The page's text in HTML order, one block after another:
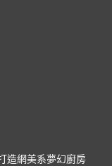
造網美系夢幻廚房